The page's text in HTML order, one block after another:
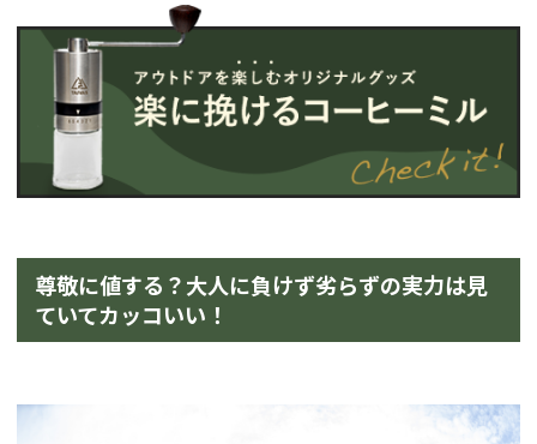
尊敬に値する？大人に負けず劣らずの実力は見
ていてカッコいい！